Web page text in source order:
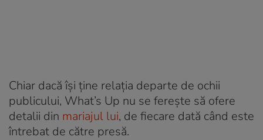
Chiar dacă își ține relația departe de ochii
publicului, What’s Up nu se ferește să ofere
detalii din mariajul lui, de fiecare dată când este
întrebat de către presă.